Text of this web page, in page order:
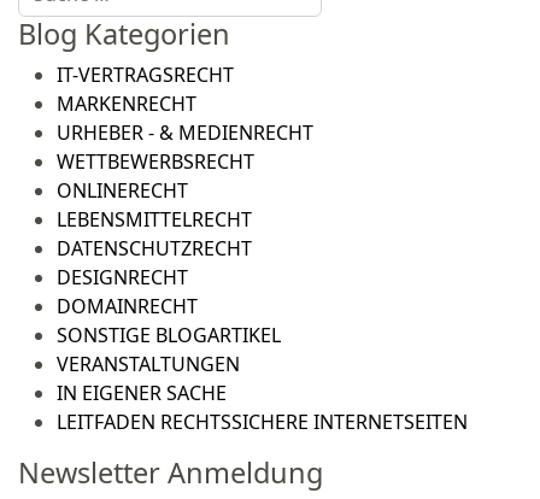
Blog Kategorien
IT-VERTRAGSRECHT
MARKENRECHT
URHEBER - & MEDIENRECHT
WETTBEWERBSRECHT
ONLINERECHT
LEBENSMITTELRECHT
DATENSCHUTZRECHT
DESIGNRECHT
DOMAINRECHT
SONSTIGE BLOGARTIKEL
VERANSTALTUNGEN
IN EIGENER SACHE
LEITFADEN RECHTSSICHERE INTERNETSEITEN
Newsletter Anmeldung